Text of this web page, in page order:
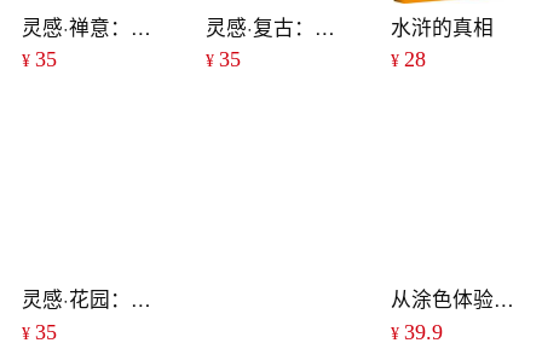
灵感·禅意：50款曼陀罗图案减压涂绘本
¥ 35
灵感·复古：50款复古图案减压涂绘本
¥35
水浒的真相
¥ 28
灵感·花园：50款花园图案减压涂绘本
¥ 35
从涂色体验自然风情：丛林探险
¥ 39.9